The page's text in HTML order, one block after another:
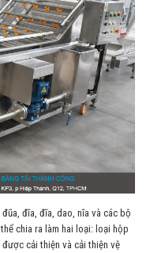
đĩa, đĩa, dao, nĩa và các bộ
chia ra làm hai loại: loại hộp
cải thiện và cải thiện vệ